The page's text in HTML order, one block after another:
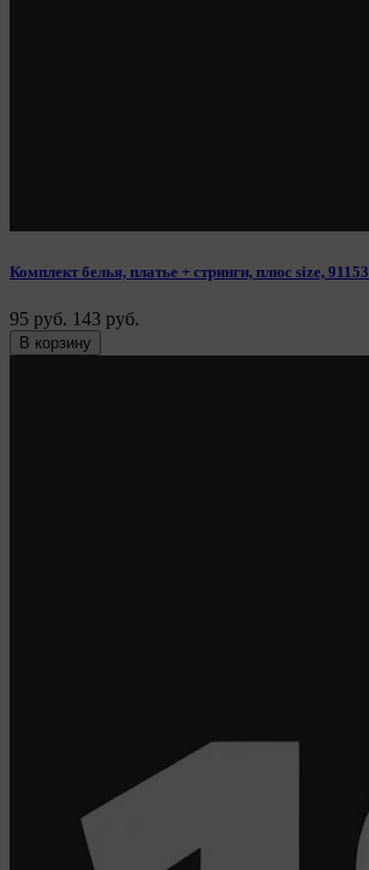
Комплект белья, платье + стринги, плюс size, 91153
95 руб. 143 руб.
В корзину